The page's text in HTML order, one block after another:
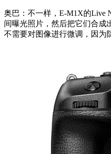
奥巴：不一样，E-M1X的Live
间曝光照片，然后把它们合成
不需要对图像进行微调，因为